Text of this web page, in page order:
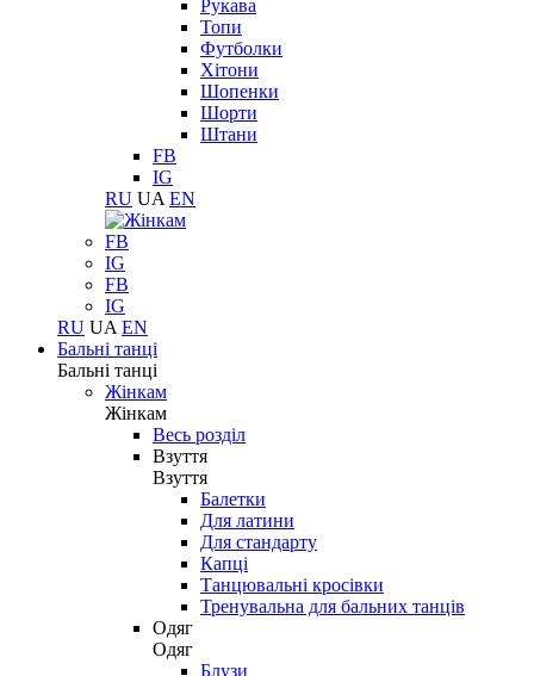
Рукава
Топи
Футболки
Хітони
Шопенки
Шорти
Штани
FB
IG
RU UA EN
FB
IG
FB
IG
RU UA EN
Бальні танці
Бальні танці
Жінкам
Жінкам
Весь розділ
Взуття
Взуття
Балетки
Для латини
Для стандарту
Капці
Танцювальні кросівки
Тренувальна для бальних танців
Одяг
Одяг
Блузи